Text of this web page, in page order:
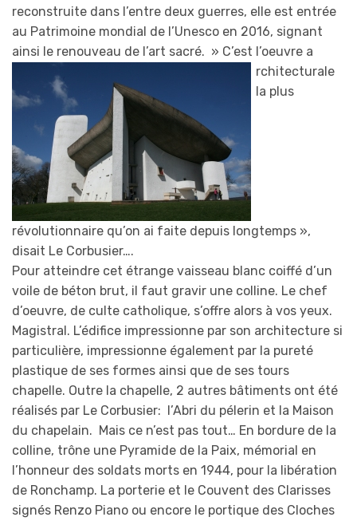
reconstruite dans l’entre deux guerres, elle est entrée
au Patrimoine mondial de l’Unesco en 2016, signant
ainsi le renouveau de l’art sacré. » C’est l’oeuvre a
rchitecturale
la plus
révolutionnaire qu’on ai faite depuis longtemps »,
disait Le Corbusier….
Pour atteindre cet étrange vaisseau blanc coiffé d’un
voile de béton brut, il faut gravir une colline. Le chef
d’oeuvre, de culte catholique, s’offre alors à vos yeux.
Magistral. L’édifice impressionne par son architecture si
particulière, impressionne également par la pureté
plastique de ses formes ainsi que de ses tours
chapelle. Outre la chapelle, 2 autres bâtiments ont été
réalisés par Le Corbusier: l’Abri du pélerin et la Maison
du chapelain. Mais ce n’est pas tout… En bordure de la
colline, trône une Pyramide de la Paix, mémorial en
l’honneur des soldats morts en 1944, pour la libération
de Ronchamp. La porterie et le Couvent des Clarisses
signés Renzo Piano ou encore le portique des Cloches